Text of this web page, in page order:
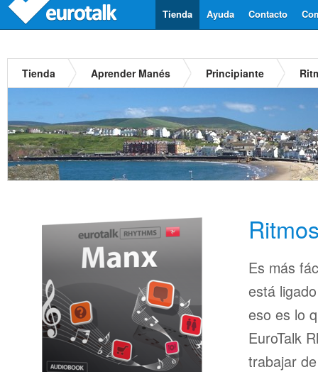
Contacto
Ayuda
Tienda
Tienda Aprender Manés Principiante
Es más
está
eso es lo
EuroTalk
trabajar